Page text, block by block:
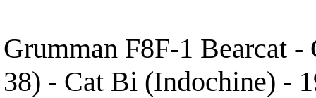
Grumman F8F-1 Bearcat
38) - Cat Bi (Indochine) -